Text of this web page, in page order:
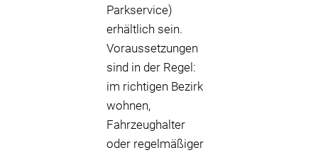
Parkservice)
erhältlich sein.
Voraussetzungen
sind in der Regel:
im richtigen Bezirk
wohnen,
Fahrzeughalter
oder regelmäßiger